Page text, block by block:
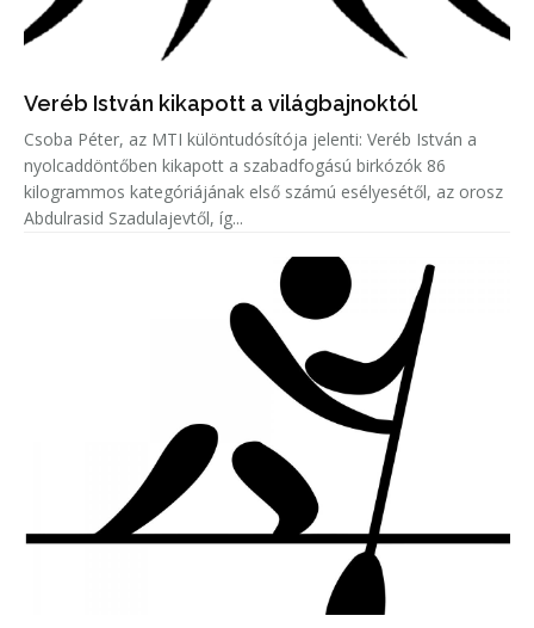
Veréb István kikapott a világbajnoktól
Csoba Péter, az MTI különtudósítója jelenti: Veréb István a
nyolcaddöntőben kikapott a szabadfogású birkózók 86
kilogrammos kategóriájának első számú esélyesétől, az orosz
Abdulrasid Szadulajevtől, íg...